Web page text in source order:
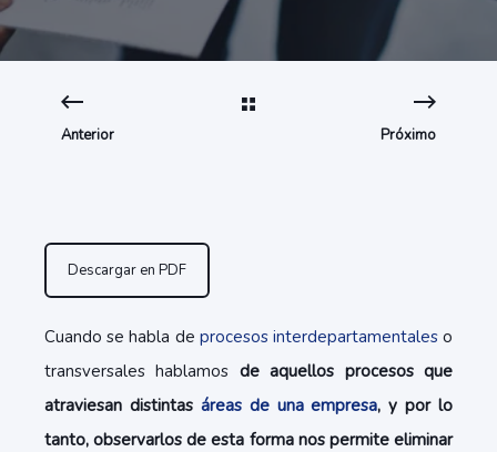
Anterior Próximo
Descargar en PDF
Cuando se habla de procesos interdepartamentaleso
transversales hablamos de aquellos procesos que
atraviesan distintasáreas de una empresa, y por lo
tanto, observarlos de esta forma nos permite eliminar